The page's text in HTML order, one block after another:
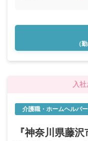
（
入
介護職・ホームヘルパー
『神奈川県藤